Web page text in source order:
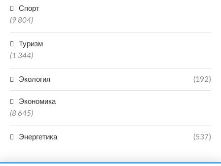
Спорт
(9 804)
Туризм
(1 344)
Экология (192)
Экономика
(8 645)
Энергетика (537)